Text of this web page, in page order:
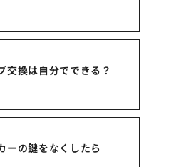
交換は自分でできる？
ーの鍵をなくしたら